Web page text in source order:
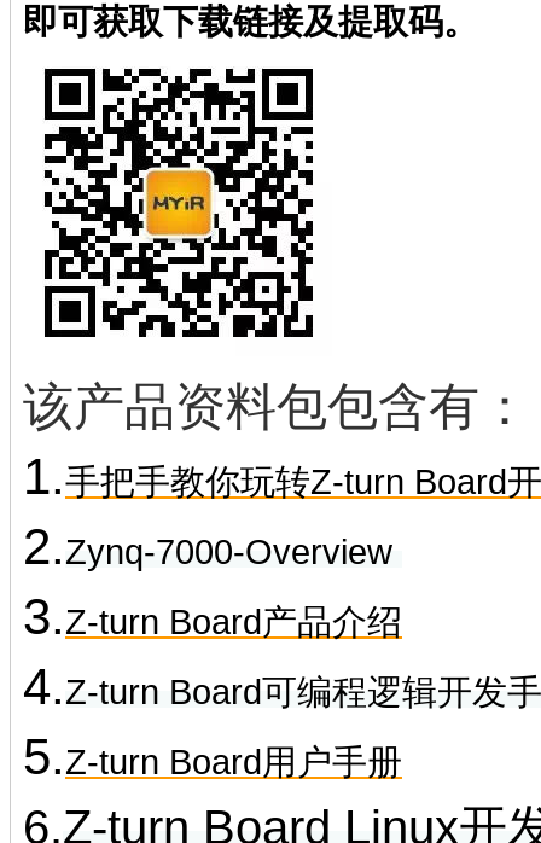
即可获取下载链接及提取码。
该产品资料包包含有：
1.手把手教你玩转Z-turn Board
2.Zynq-7000-Overview
3.Z-turn Board产品介绍
4.Z-turn Board可编程逻辑开发
5.Z-turn Board用户手册
6.Z-turn Board Linux开